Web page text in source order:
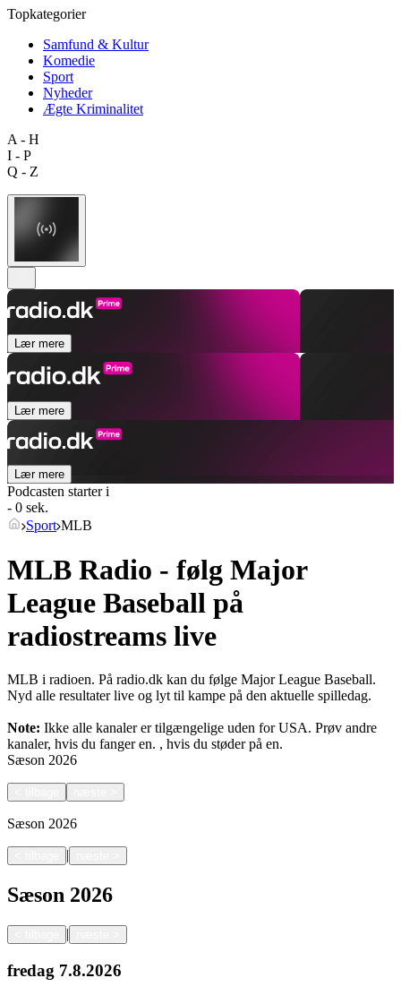
Topkategorier
Samfund & Kultur
Komedie
Sport
Nyheder
Ægte Kriminalitet
A - H
I - P
Q - Z
Lær mere
Lær mere
Lær mere
Podcasten starter i
- 0 sek.
Sport MLB
MLB Radio - følg Major
League Baseball på
radiostreams live
MLB i radioen. På radio.dk kan du følge Major League Baseball.
Nyd alle resultater live og lyt til kampe på den aktuelle spilledag.
Note: Ikke alle kanaler er tilgængelige uden for USA. Prøv andre
kanaler, hvis du fanger en. , hvis du støder på en.
Sæson 2026
Sæson 2026
|
Sæson 2026
|
fredag 7.8.2026